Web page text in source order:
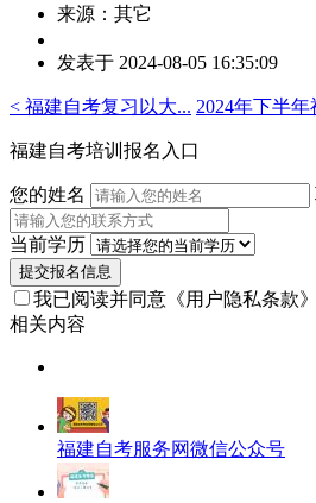
来源：其它
者：
老
师
发表于 2024-08-05 16:35:09
< 福建自考复习以大... 2024年下半年
福建自考培训报名入口
您的姓名
当前学历
提交报名信息
我已阅读并同意 《用户隐私条款》
相关内容
福建自考服务网微信公众号